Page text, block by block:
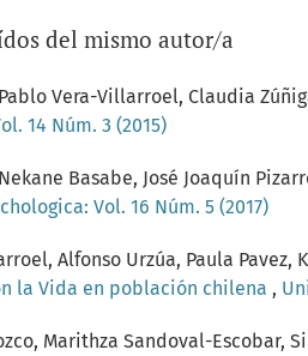
del mismo autor/a
Vera-Villarroel, Claudia
14 Núm. 3 (2015)
Basabe, José Joaquín
Vol. 16 Núm. 5 (2017)
Alfonso Urzúa, Paula Pavez,
la Vida en población chilena ,
Marithza Sandoval-Escobar,